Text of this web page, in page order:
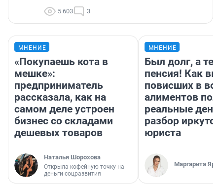
5 603 3
МНЕНИЕ
«Покупаешь кота в
мешке»:
предприниматель
рассказала, как на
самом деле устроен
бизнес со складами
дешевых товаров
Наталья Шорохова
Открыла кофейную точку на
деньги соцразвития
МНЕНИЕ
Был долг, а
пенсия! Как
повисших в
алиментов
реальные
разбор
юриста
Маргарита